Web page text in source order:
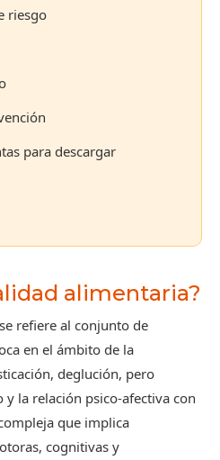
riesgo
para descargar
alimentaria?
se refiere al conjunto de
en el ámbito de la
deglución, pero
la relación psico-afectiva con
que implica
cognitivas y